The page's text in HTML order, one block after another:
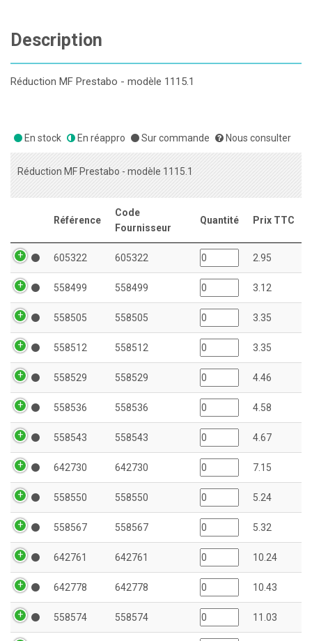
Description
Réduction MF Prestabo - modèle 1115.1
En stock En réappro Sur commande Nous consulter
Réduction MF Prestabo - modèle 1115.1
Référence
Code
Fournisseur
Quantité Prix TTC
605322 605322 2.95
558499 558499 3.12
558505 558505 3.35
558512 558512 3.35
558529 558529 4.46
558536 558536 4.58
558543 558543 4.67
642730 642730 7.15
558550 558550 5.24
558567 558567 5.32
642761 642761 10.24
642778 642778 10.43
558574 558574 11.03